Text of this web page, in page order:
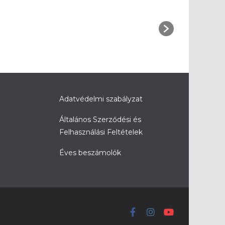
Adatvédelmi szabályzat
Általános Szerződési és
Felhasználási Feltételek
Éves beszámolók